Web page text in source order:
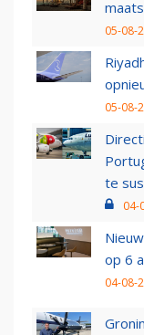
05-08-
05-08-
te
04-
op 6
04-08-